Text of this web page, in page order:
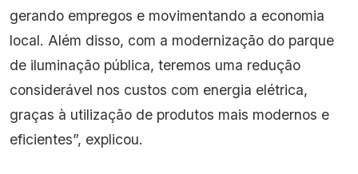
gerando empregos e movimentando a economia
local. Além disso, com a modernização do parque
de iluminação pública, teremos uma redução
considerável nos custos com energia elétrica,
graças à utilização de produtos mais modernos e
eficientes”, explicou.